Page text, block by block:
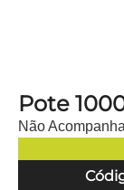
Pote
Não